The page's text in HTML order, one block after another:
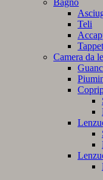
Teli
Camera da